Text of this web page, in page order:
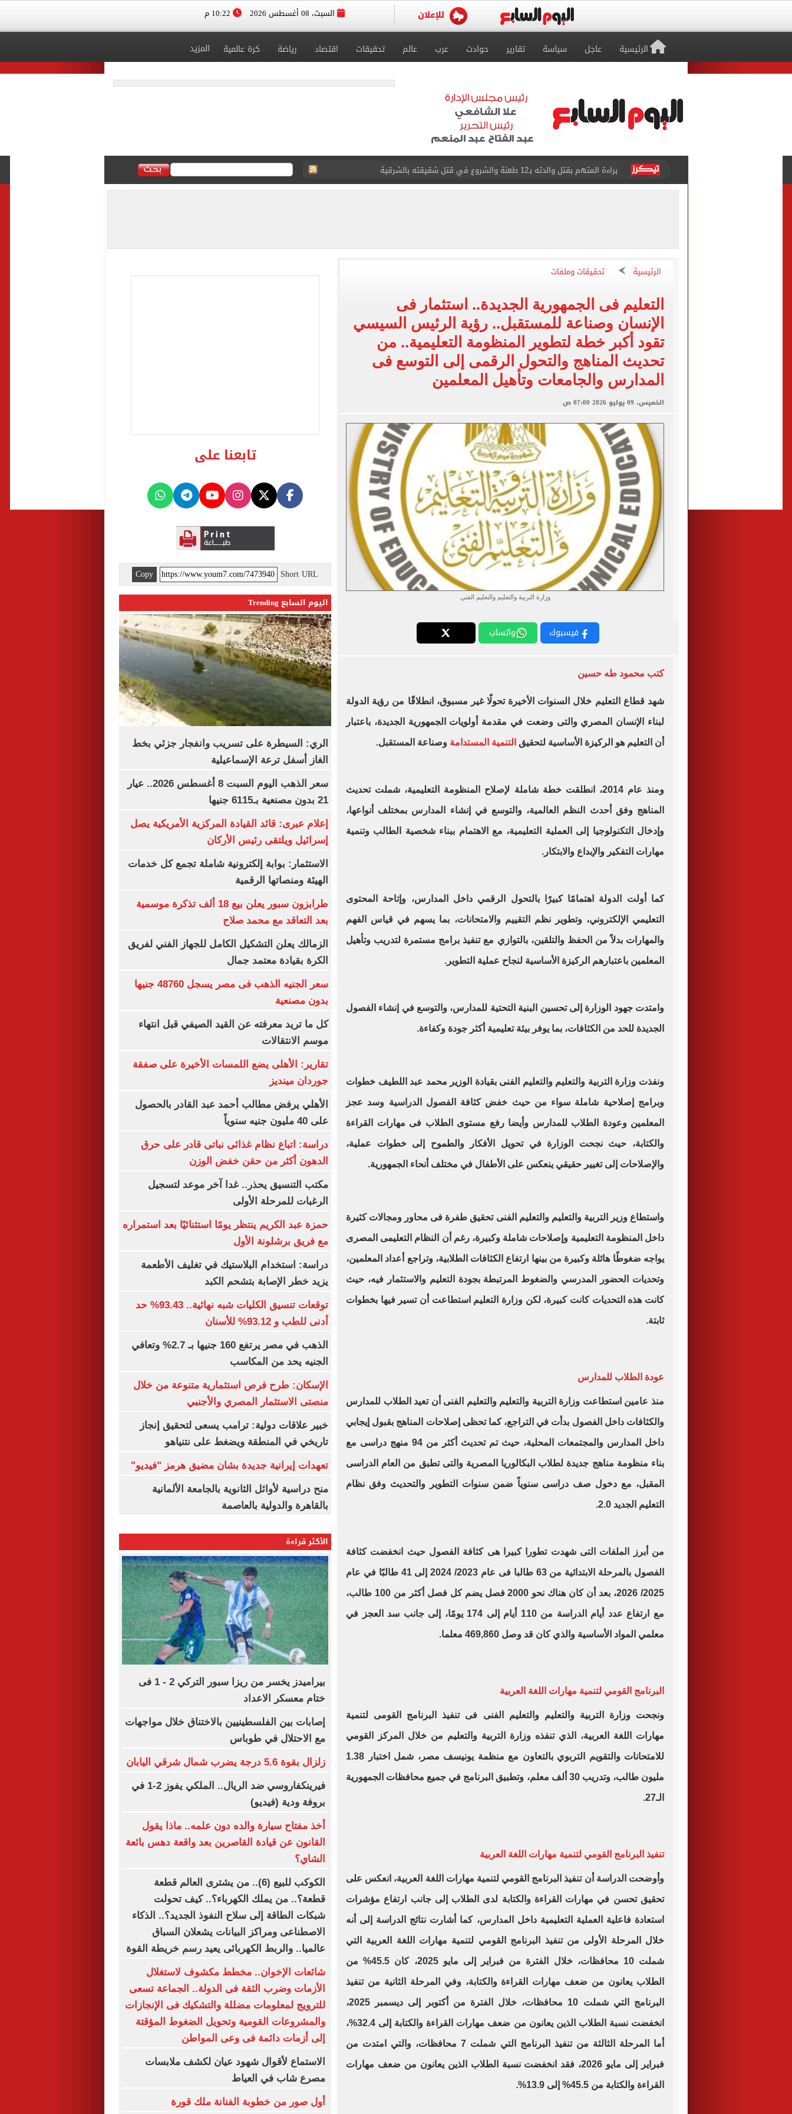
السبت، 08 أغسطس 2026
الرئيسية عاجل سياسة تقارير حوادث عرب عالم تحقيقات اقتصاد رياضة كرة عالمية المزيد
براءة المتهم بقتل والدته بـ12 طعنة والشروع في قتل شقيقته بالشرقية
بيتسو موسيماني مديرا فنيا لمنتخب جنوب أفريقيا
الزمالك يعلن التشكيل الكامل للجهاز الفني لفريق الكرة بقيادة معتمد جمال
تقارير: الأهلى يضع اللمسات الأخيرة على صفقة جوردان مينديز
برنامج غذائى خاص للاعبى الأهلي فى معسكر إسبانيا
شيكو بانزا يخطر الزمالك بالعودة إلى القاهرة 15 أغسطس
رسميا.. اتحاد الكرة يعلن استضافة مصر بطولة أمم أفريقيا تحت 23 سنة
الرئيسية تحقيقات وملفات
التعليم فى الجمهورية الجديدة.. استثمار فى
الإنسان وصناعة للمستقبل.. رؤية الرئيس السيسي
تقود أكبر خطة لتطوير المنظومة التعليمية.. من
تحديث المناهج والتحول الرقمى إلى التوسع فى
المدارس والجامعات وتأهيل المعلمين
الخميس، 09 يوليو 2026 07:00 ص
وزارة التربية والتعليم والتعليم الفني
فيسبوك واتساب
كتب محمود طه حسين
شهد قطاع التعليم خلال السنوات الأخيرة تحولًا غير مسبوق، انطلاقًا من رؤية الدولة
لبناء الإنسان المصري والتى وضعت في مقدمة أولويات الجمهورية الجديدة، باعتبار
أن التعليم هو الركيزة الأساسية لتحقيق التنمية المستدامة وصناعة المستقبل.
ومنذ عام 2014، انطلقت خطة شاملة لإصلاح المنظومة التعليمية، شملت تحديث
المناهج وفق أحدث النظم العالمية، والتوسع في إنشاء المدارس بمختلف أنواعها،
وإدخال التكنولوجيا إلى العملية التعليمية، مع الاهتمام ببناء شخصية الطالب وتنمية
مهارات التفكير والإبداع والابتكار.
كما أولت الدولة اهتمامًا كبيرًا بالتحول الرقمي داخل المدارس، وإتاحة المحتوى
التعليمي الإلكتروني، وتطوير نظم التقييم والامتحانات، بما يسهم في قياس الفهم
والمهارات بدلاً من الحفظ والتلقين، بالتوازي مع تنفيذ برامج مستمرة لتدريب وتأهيل
المعلمين باعتبارهم الركيزة الأساسية لنجاح عملية التطوير.
وامتدت جهود الوزارة إلى تحسين البنية التحتية للمدارس، والتوسع في إنشاء الفصول
الجديدة للحد من الكثافات، بما يوفر بيئة تعليمية أكثر جودة وكفاءة.
ونفذت وزارة التربية والتعليم والتعليم الفنى بقيادة الوزير محمد عبد اللطيف خطوات
وبرامج إصلاحية شاملة سواء من حيث خفض كثافة الفصول الدراسية وسد عجز
المعلمين وعودة الطلاب للمدارس وأيضا رفع مستوى الطلاب فى مهارات القراءة
والكتابة، حيث نجحت الوزارة في تحويل الأفكار والطموح إلى خطوات عملية،
والإصلاحات إلى تغيير حقيقي ينعكس على الأطفال في مختلف أنحاء الجمهورية.
واستطاع وزير التربية والتعليم والتعليم الفنى تحقيق طفرة فى محاور ومجالات كثيرة
داخل المنظومة التعليمية وإصلاحات شاملة وكبيرة، رغم أن النظام التعليمى المصرى
يواجه ضغوطًا هائلة وكبيرة من بينها ارتفاع الكثافات الطلابية، وتراجع أعداد المعلمين،
وتحديات الحضور المدرسي والضغوط المرتبطة بجودة التعليم والاستثمار فيه، حيث
كانت هذه التحديات كانت كبيرة، لكن وزارة التعليم استطاعت أن تسير فيها بخطوات
ثابتة.
عودة الطلاب للمدارس
منذ عامين استطاعت وزارة التربية والتعليم والتعليم الفنى أن تعيد الطلاب للمدارس
والكثافات داخل الفصول بدأت في التراجع، كما تحظى إصلاحات المناهج بقبول إيجابي
داخل المدارس والمجتمعات المحلية، حيث تم تحديث أكثر من 94 منهج دراسى مع
بناء منظومة مناهج جديدة لطلاب البكالوريا المصرية والتى تطبق من العام الدراسى
المقبل، مع دخول صف دراسى سنوياً ضمن سنوات التطوير والتحديث وفق نظام
التعليم الجديد 2.0.
من أبرز الملفات التى شهدت تطورا كبيرا هى كثافة الفصول حيث انخفضت كثافة
الفصول بالمرحلة الابتدائية من 63 طالبا فى عام 2023/ 2024 إلى 41 طالبًا في عام
2025/ 2026، بعد أن كان هناك نحو 2000 فصل يضم كل فصل أكثر من 100 طالب،
مع ارتفاع عدد أيام الدراسة من 110 أيام إلى 174 يومًا، إلى جانب سد العجز في
معلمي المواد الأساسية والذي كان قد وصل 469,860 معلما.
البرنامج القومي لتنمية مهارات اللغة العربية
ونجحت وزارة التربية والتعليم والتعليم الفنى فى تنفيذ البرنامج القومى لتنمية
مهارات اللغة العربية، الذي تنفذه وزارة التربية والتعليم من خلال المركز القومي
للامتحانات والتقويم التربوي بالتعاون مع منظمة يونيسف مصر، شمل اختبار 1.38
مليون طالب، وتدريب 30 ألف معلم، وتطبيق البرنامج في جميع محافظات الجمهورية
الـ27.
تنفيذ البرنامج القومي لتنمية مهارات اللغة العربية
وأوضحت الدراسة أن تنفيذ البرنامج القومي لتنمية مهارات اللغة العربية، انعكس على
تحقيق تحسن في مهارات القراءة والكتابة لدى الطلاب إلى جانب ارتفاع مؤشرات
استعادة فاعلية العملية التعليمية داخل المدارس، كما أشارت نتائج الدراسة إلى أنه
خلال المرحلة الأولى من تنفيذ البرنامج القومي لتنمية مهارات اللغة العربية التي
شملت 10 محافظات، خلال الفترة من فبراير إلى مايو 2025، كان 45.5% من
الطلاب يعانون من ضعف مهارات القراءة والكتابة، وفي المرحلة الثانية من تنفيذ
البرنامج التي شملت 10 محافظات، خلال الفترة من أكتوبر إلى ديسمبر 2025،
انخفضت نسبة الطلاب الذين يعانون من ضعف مهارات القراءة والكتابة إلى 32.4%،
أما المرحلة الثالثة من تنفيذ البرنامج التي شملت 7 محافظات، والتي امتدت من
فبراير إلى مايو 2026، فقد انخفضت نسبة الطلاب الذين يعانون من ضعف مهارات
القراءة والكتابة من 45.5% إلى 13.9%.
تابعنا على
Short URL
Copy
اليوم السابع Trending
الري: السيطرة على تسريب وانفجار جزئي بخط
الغاز أسفل ترعة الإسماعيلية
سعر الذهب اليوم السبت 8 أغسطس 2026.. عيار
21 بدون مصنعية بـ6115 جنيها
إعلام عبرى: قائد القيادة المركزية الأمريكية يصل
إسرائيل ويلتقى رئيس الأركان
الاستثمار: بوابة إلكترونية شاملة تجمع كل خدمات
الهيئة ومنصاتها الرقمية
طرابزون سبور يعلن بيع 18 ألف تذكرة موسمية
بعد التعاقد مع محمد صلاح
الزمالك يعلن التشكيل الكامل للجهاز الفني لفريق
الكرة بقيادة معتمد جمال
سعر الجنيه الذهب فى مصر يسجل 48760 جنيها
بدون مصنعية
كل ما تريد معرفته عن القيد الصيفي قبل انتهاء
موسم الانتقالات
تقارير: الأهلى يضع اللمسات الأخيرة على صفقة
جوردان مينديز
الأهلي يرفض مطالب أحمد عبد القادر بالحصول
على 40 مليون جنيه سنوياً
دراسة: اتباع نظام غذائى نباتى قادر على حرق
الدهون أكثر من حقن خفض الوزن
مكتب التنسيق يحذر.. غدا آخر موعد لتسجيل
الرغبات للمرحلة الأولى
حمزة عبد الكريم ينتظر يومًا استثنائيًا بعد استمراره
مع فريق برشلونة الأول
دراسة: استخدام البلاستيك في تغليف الأطعمة
يزيد خطر الإصابة بتشحم الكبد
توقعات تنسيق الكليات شبه نهائية.. 93.43% حد
أدنى للطب و 93.12% للأسنان
الذهب في مصر يرتفع 160 جنيها بـ 2.7% وتعافي
الجنيه يحد من المكاسب
الإسكان: طرح فرص استثمارية متنوعة من خلال
منصتى الاستثمار المصري والأجنبي
خبير علاقات دولية: ترامب يسعى لتحقيق إنجاز
تاريخي في المنطقة ويضغط على نتنياهو
تعهدات إيرانية جديدة بشان مضيق هرمز "فيديو"
منح دراسية لأوائل الثانوية بالجامعة الألمانية
بالقاهرة والدولية بالعاصمة
الأكثر قراءة
بيراميدز يخسر من ريزا سبور التركي 2 - 1 فى
ختام معسكر الاعداد
إصابات بين الفلسطينيين بالاختناق خلال مواجهات
مع الاحتلال في طوباس
زلزال بقوة 5.6 درجة يضرب شمال شرقي اليابان
فيرينكفاروسي ضد الريال.. الملكي يفوز 2-1 في
بروفة ودية (فيديو)
أخذ مفتاح سيارة والده دون علمه.. ماذا يقول
القانون عن قيادة القاصرين بعد واقعة دهس بائعة
الشاي؟
الكوكب للبيع (6).. من يشترى العالم قطعة
قطعة؟.. من يملك الكهرباء؟.. كيف تحولت
شبكات الطاقة إلى سلاح النفوذ الجديد؟.. الذكاء
الاصطناعى ومراكز البيانات يشعلان السباق
عالميا.. والربط الكهربائى يعيد رسم خريطة القوة
شائعات الإخوان.. مخطط مكشوف لاستغلال
الأزمات وضرب الثقة فى الدولة.. الجماعة تسعى
للترويج لمعلومات مضللة والتشكيك فى الإنجازات
والمشروعات القومية وتحويل الضغوط المؤقتة
إلى أزمات دائمة فى وعى المواطن
الاستماع لأقوال شهود عيان لكشف ملابسات
مصرع شاب في العياط
أول صور من خطوبة الفنانة ملك قورة